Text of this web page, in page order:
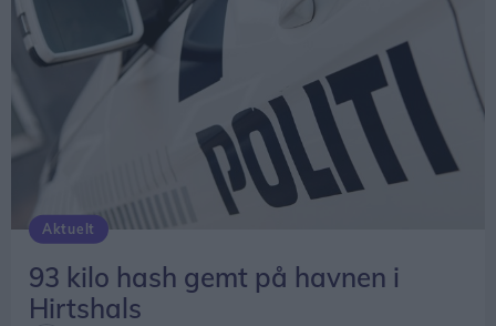
Aktuelt
93 kilo hash gemt på havnen i
Hirtshals